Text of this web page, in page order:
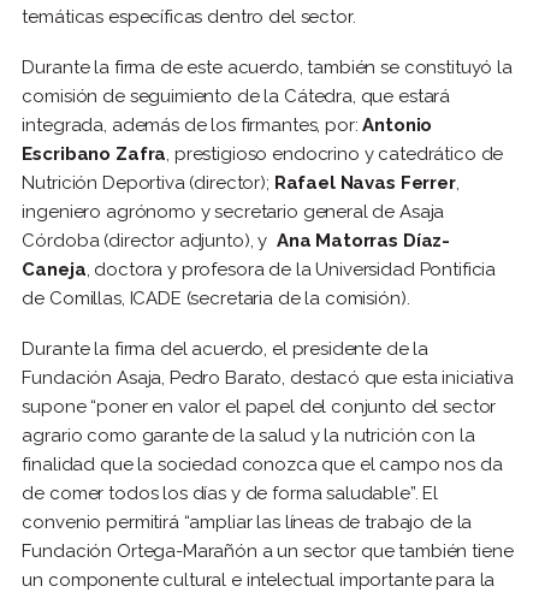
temáticas específicas dentro del sector.
Durante la firma de este acuerdo, también se constituyó la
comisión de seguimiento de la Cátedra, que estará
integrada, además de los firmantes, por:Antonio
Escribano Zafra, prestigioso endocrino y catedrático de
Nutrición Deportiva (director); Rafael Navas Ferrer,
ingeniero agrónomo y secretario general de Asaja
Córdoba (director adjunto), y Ana Matorras Díaz-
Caneja, doctora y profesora de la Universidad Pontificia
de Comillas, ICADE (secretaria de la comisión).
Durante la firma del acuerdo, el presidente de la
Fundación Asaja, Pedro Barato, destacó que esta iniciativa
supone “poner en valor el papel del conjunto del sector
agrario como garante de la salud y la nutrición con la
finalidad que la sociedad conozca que el campo nos da
de comer todos los días y de forma saludable”. El
convenio permitirá “ampliar las líneas de trabajo de la
Fundación Ortega-Marañón a un sector que también tiene
un componente cultural e intelectual importante para la